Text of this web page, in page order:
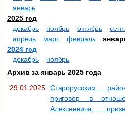
январь
2025 год
декабрь
ноябрь октябрь
апрель
март февраль
2024 год
декабрь
ноябрь
Архив за январь 2025 года
29.01.2025
Старорусским
приговор в
Алексеевича,